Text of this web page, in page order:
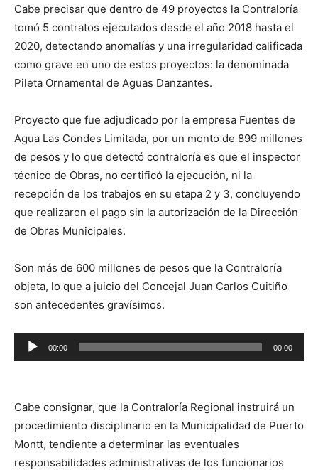
Cabe precisar que dentro de 49 proyectos la Contraloría
tomó 5 contratos ejecutados desde el año 2018 hasta el
2020, detectando anomalías y una irregularidad calificada
como grave en uno de estos proyectos: la denominada
Pileta Ornamental de Aguas Danzantes.
Proyecto que fue adjudicado por la empresa Fuentes de
Agua Las Condes Limitada, por un monto de 899 millones
de pesos y lo que detectó contraloría es que el inspector
técnico de Obras, no certificó la ejecución, ni la
recepción de los trabajos en su etapa 2 y 3, concluyendo
que realizaron el pago sin la autorización de la Dirección
de Obras Municipales.
Son más de 600 millones de pesos que la Contraloría
objeta, lo que a juicio del Concejal Juan Carlos Cuitiño
son antecedentes gravísimos.
Reproductor
de
00:00 00:00
Cabe consignar, que la Contraloría Regional instruirá un
procedimiento disciplinario en la Municipalidad de Puerto
Montt, tendiente a determinar las eventuales
responsabilidades administrativas de los funcionarios